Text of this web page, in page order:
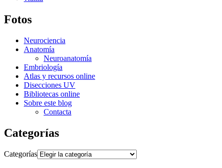
Fotos
Neurociencia
Anatomía
Neuroanatomía
Embriología
Atlas y recursos online
Disecciones UV
Bibliotecas online
Sobre este blog
Contacta
Categorías
Categorías